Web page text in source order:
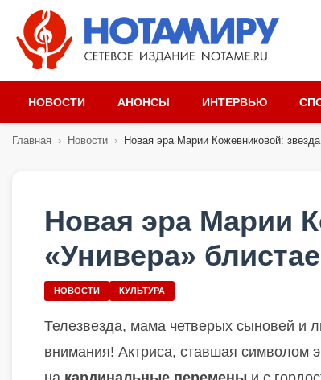
НОВОСТИ АНОНСЫ ИНТЕРВЬЮ
Главная › Новости › Новая эра Марии Кожевниковой:
Новая эра Марии
«Универа»
НОВОСТИ КУЛЬТУРА
Телезвезда, мама четверых сыновей и
внимания! Актриса, ставшая символом